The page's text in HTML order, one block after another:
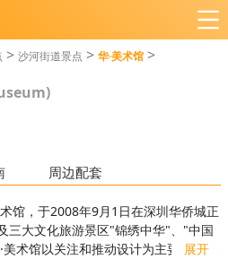
> 沙河街道景点 > 华·美术馆 >
周边配套
馆，于2008年9月1日在深圳华侨城正
三大文化旅游景区"锦绣中华"、"中国
术馆以关注和推动设计为主要发展方
展开